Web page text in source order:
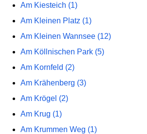
Am Kiesteich (1)
Am Kleinen Platz (1)
Am Kleinen Wannsee (12)
Am Köllnischen Park (5)
Am Kornfeld (2)
Am Krähenberg (3)
Am Krögel (2)
Am Krug (1)
Am Krummen Weg (1)